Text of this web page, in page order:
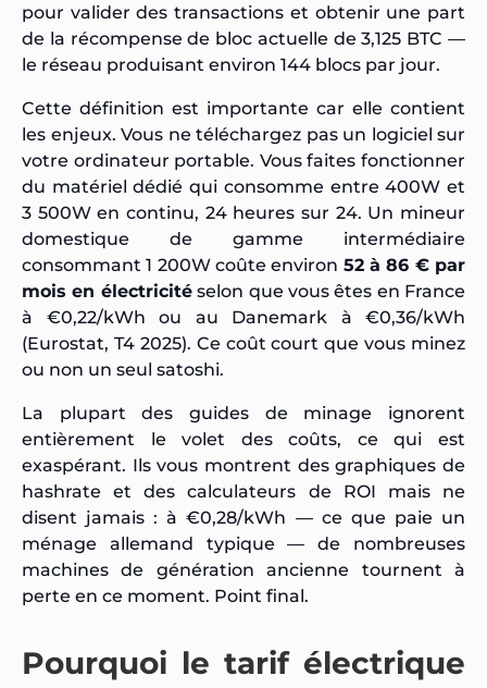
pour valider des transactions et obtenir une part
de la récompense de bloc actuelle de 3,125 BTC —
le réseau produisant environ 144 blocs par jour.
Cette définition est importante car elle contient
les enjeux. Vous ne téléchargez pas un logiciel sur
votre ordinateur portable. Vous faites fonctionner
du matériel dédié qui consomme entre 400W et
3 500W en continu, 24 heures sur 24. Un mineur
domestique de gamme intermédiaire
consommant 1 200W coûte environ 52 à 86 € par
mois en électricitéselon que vous êtes en France
à €0,22/kWh ou au Danemark à €0,36/kWh
(Eurostat, T4 2025). Ce coût court que vous minez
ou non un seul satoshi.
La plupart des guides de minage ignorent
entièrement le volet des coûts, ce qui est
exaspérant. Ils vous montrent des graphiques de
hashrate et des calculateurs de ROI mais ne
disent jamais : à €0,28/kWh — ce que paie un
ménage allemand typique — de nombreuses
machines de génération ancienne tournent à
perte en ce moment. Point final.
Pourquoi le tarif électrique